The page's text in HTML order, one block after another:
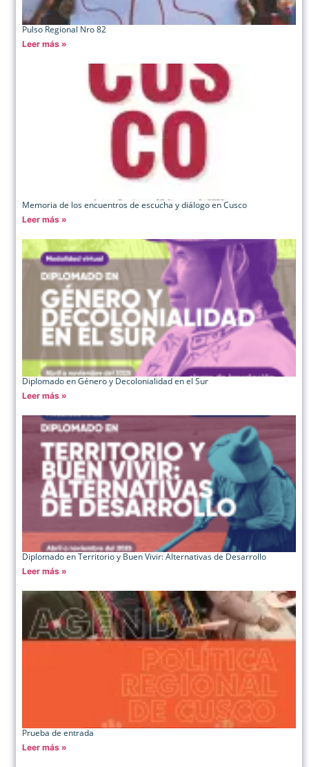
Pulso Regional Nro 82
Leer más »
Memoria de los encuentros de escucha y diálogo en Cusco
Leer más »
Diplomado en Género y Decolonialidad en el Sur
Leer más »
Diplomado en Territorio y Buen Vivir: Alternativas de Desarrollo
Leer más »
Prueba de entrada
Leer más »